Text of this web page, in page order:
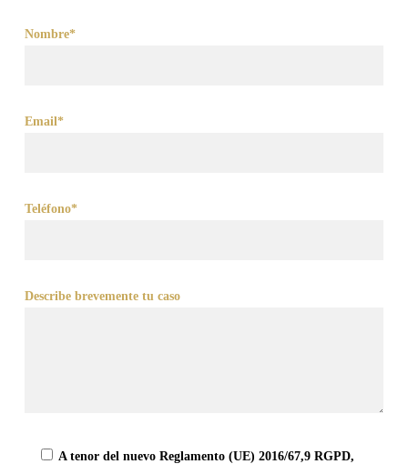
Nombre*
Email*
Teléfono*
Describe brevemente tu caso
A tenor del nuevo Reglamento (UE) 2016/67,9 RGPD,